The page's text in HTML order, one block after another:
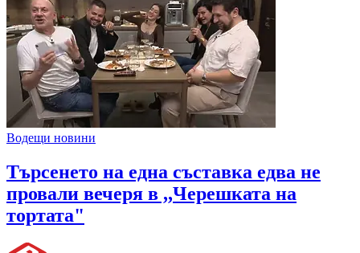
Водещи новини
Търсенето на една съставка едва не
провали вечеря в ,,Черешката на
тортата"